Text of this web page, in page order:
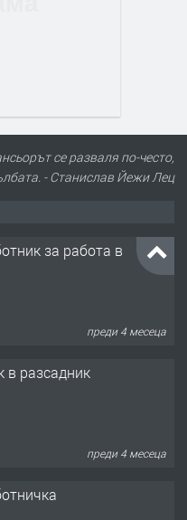
се разваля по-често,
- Станислав Йежи Лец
за работа в
преди 4 месеца
в разсадник
преди 4 месеца